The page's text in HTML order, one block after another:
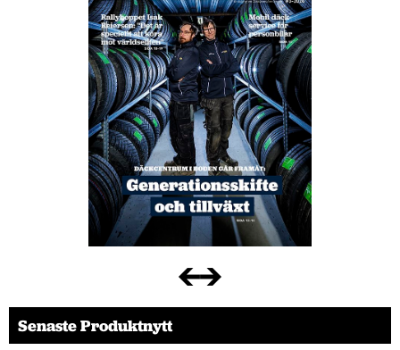
Senaste Produktnytt